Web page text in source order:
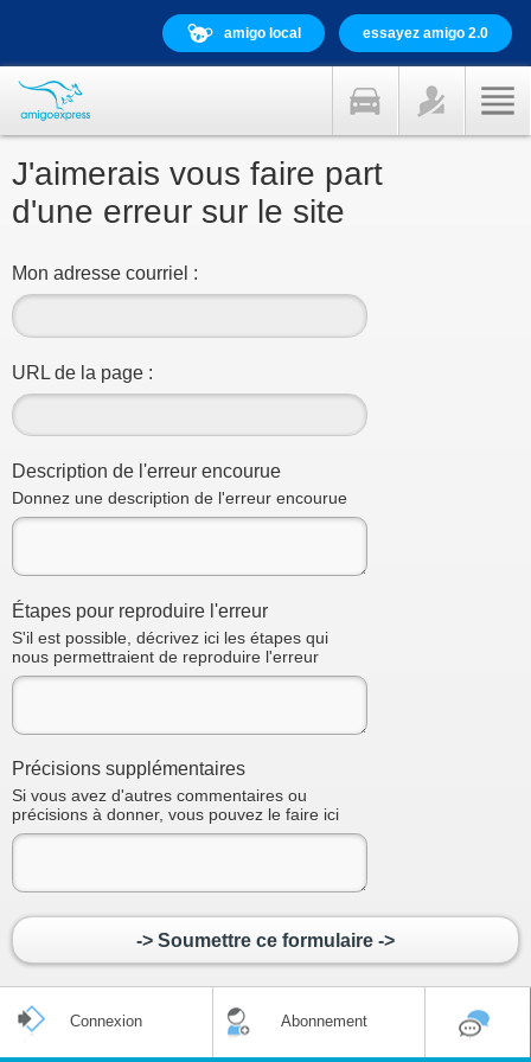
amigo local essayez amigo 2.0
J'aimerais vous faire part
d'une erreur sur le site
Mon adresse courriel :
URL de la page :
Description de l'erreur encourue
Donnez une description de l'erreur encourue
Étapes pour reproduire l'erreur
S'il est possible, décrivez ici les étapes qui
nous permettraient de reproduire l'erreur
Précisions supplémentaires
Si vous avez d'autres commentaires ou
précisions à donner, vous pouvez le faire ici
-> Soumettre ce formulaire ->
Connexion Abonnement